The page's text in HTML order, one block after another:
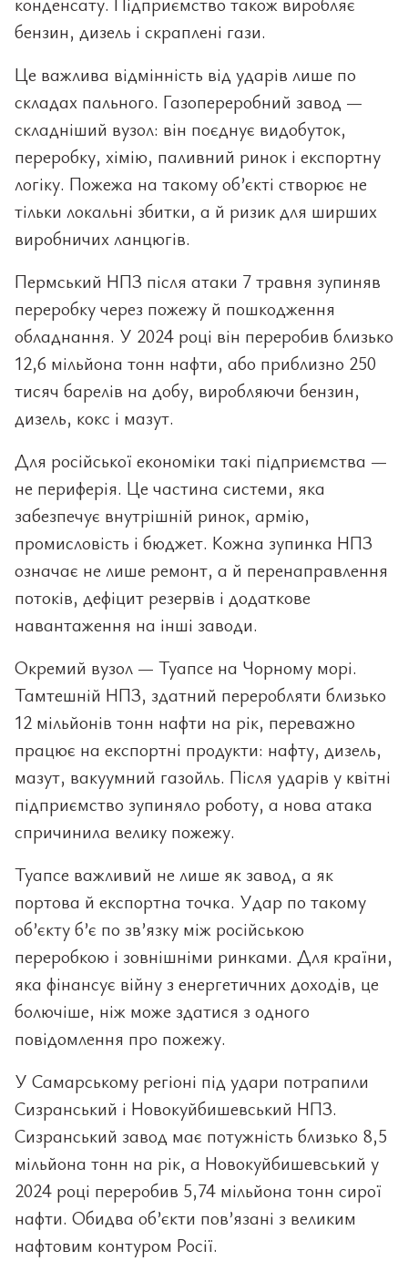
бензин, дизель і скраплені гази.
Це важлива відмінність від ударів лише по
складах пального. Газопереробний завод —
складніший вузол: він поєднує видобуток,
переробку, хімію, паливний ринок і експортну
логіку. Пожежа на такому об’єкті створює не
тільки локальні збитки, а й ризик для ширших
виробничих ланцюгів.
Пермський НПЗ після атаки 7 травня зупиняв
переробку через пожежу й пошкодження
обладнання. У 2024 році він переробив близько
12,6 мільйона тонн нафти, або приблизно 250
тисяч барелів на добу, виробляючи бензин,
дизель, кокс і мазут.
Для російської економіки такі підприємства —
не периферія. Це частина системи, яка
забезпечує внутрішній ринок, армію,
промисловість і бюджет. Кожна зупинка НПЗ
означає не лише ремонт, а й перенаправлення
потоків, дефіцит резервів і додаткове
навантаження на інші заводи.
Окремий вузол — Туапсе на Чорному морі.
Тамтешній НПЗ, здатний переробляти близько
12 мільйонів тонн нафти на рік, переважно
працює на експортні продукти: нафту, дизель,
мазут, вакуумний газойль. Після ударів у квітні
підприємство зупиняло роботу, а нова атака
спричинила велику пожежу.
Туапсе важливий не лише як завод, а як
портова й експортна точка. Удар по такому
об’єкту б’є по зв’язку між російською
переробкою і зовнішніми ринками. Для країни,
яка фінансує війну з енергетичних доходів, це
болючіше, ніж може здатися з одного
повідомлення про пожежу.
У Самарському регіоні під удари потрапили
Сизранський і Новокуйбишевський НПЗ.
Сизранський завод має потужність близько 8,5
мільйона тонн на рік, а Новокуйбишевський у
2024 році переробив 5,74 мільйона тонн сирої
нафти. Обидва об’єкти пов’язані з великим
нафтовим контуром Росії.